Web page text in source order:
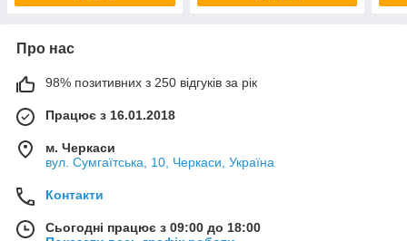
Про нас
98% позитивних з 250 відгуків за рік
Працює з 16.01.2018
м. Черкаси
вул. Сумгаїтська, 10, Черкаси, Україна
Контакти
Сьогодні працює з 09:00 до 18:00